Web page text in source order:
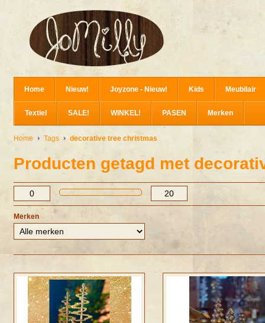
Home Nieuw! Joyzone - Nieuw! Kids Meubilair
Textiel SALE! WINKEL! PASEN Merken
Home Tags decorative tree christmas
Producten getagd met
Merken